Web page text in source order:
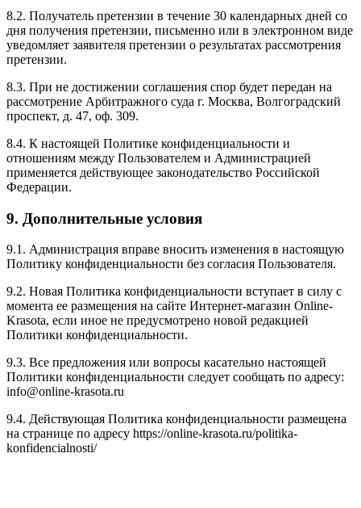
8.2. Получатель претензии в течение 30 календарных дней со
дня получения претензии, письменно или в электронном виде
уведомляет заявителя претензии о результатах рассмотрения
претензии.
8.3. При не достижении соглашения спор будет передан на
рассмотрение Арбитражного суда г. Москва, Волгоградский
проспект, д. 47, оф. 309.
8.4. К настоящей Политике конфиденциальности и
отношениям между Пользователем и Администрацией
применяется действующее законодательство Российской
Федерации.
9. Дополнительные условия
9.1. Администрация вправе вносить изменения в настоящую
Политику конфиденциальности без согласия Пользователя.
9.2. Новая Политика конфиденциальности вступает в силу с
момента ее размещения на сайте Интернет-магазин Online-
Krasota, если иное не предусмотрено новой редакцией
Политики конфиденциальности.
9.3. Все предложения или вопросы касательно настоящей
Политики конфиденциальности следует сообщать по адресу:
info@online-krasota.ru
9.4. Действующая Политика конфиденциальности размещена
на странице по адресу https://online-krasota.ru/politika-
konfidencialnosti/